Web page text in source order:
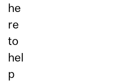
he
re
to
hel
p